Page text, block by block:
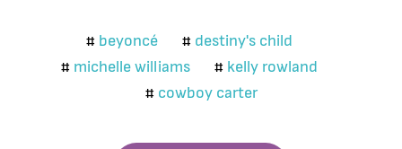
# beyoncé # destiny's child
# michelle williams # kelly rowland
# cowboy carter